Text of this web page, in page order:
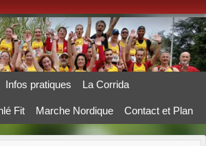
Infos pratiques La Corrida
Fit Marche Nordique Contact et Plan